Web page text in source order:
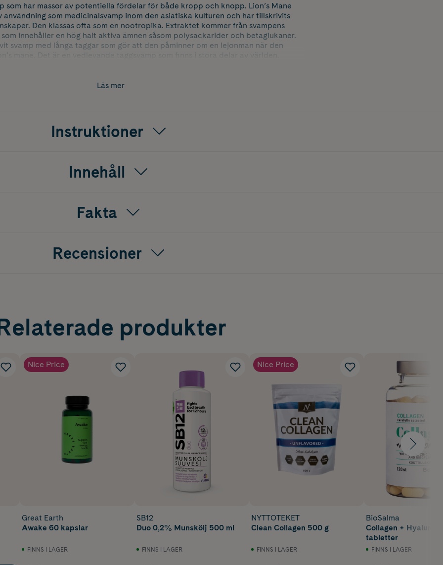
som har massor av potentiella fördelar för både kropp och knopp. Lion’s Mane
som medicinalsvamp inom den asiatiska kulturen och har tillskrivits
Den klassas ofta som en nootropika. Extraktet kommer från svampens
innehåller en hög halt aktiva ämnen såsom polysackarider och betaglukaner.
svamp med långa taggar som gör att den påminner om en lejonman när den
mane. Det är en vedlevande taggsvamp som finns i stora delar av världen.
Läs mer
Instruktioner
Innehåll
Fakta
Recensioner
produkter
Nice Price
Great Earth
Awake 60 kapslar
FINNS I LAGER
SB12
Duo 0,2% Munskölj 500 ml
FINNS I LAGER
Nice Price
NYTTOTEKET
Clean Collagen 500 g
FINNS I LAGER
BioSalma
Collagen +
tabletter
FINNS I LAGER